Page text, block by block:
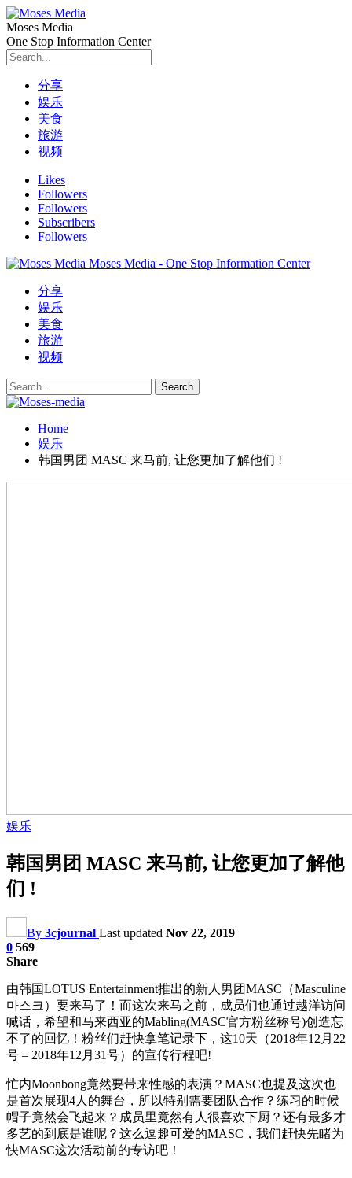
Moses Media
One Stop Information Center
分享
娱乐
美食
旅游
视频
Likes
Followers
Followers
Subscribers
Followers
Moses Media - One Stop Information Center
分享
娱乐
美食
旅游
视频
Home
娱乐
韩国男团 MASC 来马前, 让您更加了解他们 !
娱乐
韩国男团 MASC 来马前, 让您更加了解他
们 !
By 3cjournal Last updated Nov 22, 2019
0 569
Share
由韩国LOTUS Entertainment推出的新人男团MASC（Masculine
마스크）要来马了！而这次来马之前，成员们也通过越洋访问
喊话，希望和马来西亚的Mabling(MASC官方粉丝称号)创造忘
不了的回忆！粉丝们赶快拿笔记录下，这10天（2018年12月22
号 – 2018年12月31号）的宣传行程吧!
忙内Moonbong竟然要带来性感的表演？MASC也提及这次也
是首次展现4人的舞台，所以特别需要团队合作？练习的时候
帽子竟然会飞起来？成员里竟然有人很喜欢下厨？还有最多才
多艺的到底是谁呢？这么逗趣可爱的MASC，我们赶快先睹为
快MASC这次活动前的专访吧！